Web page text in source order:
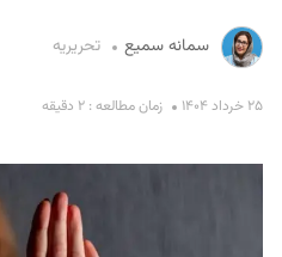
سمانه سمیع تحریریه
۲۵ خرداد ۱۴۰۴ زمان مطالعه : ۲ دقیقه